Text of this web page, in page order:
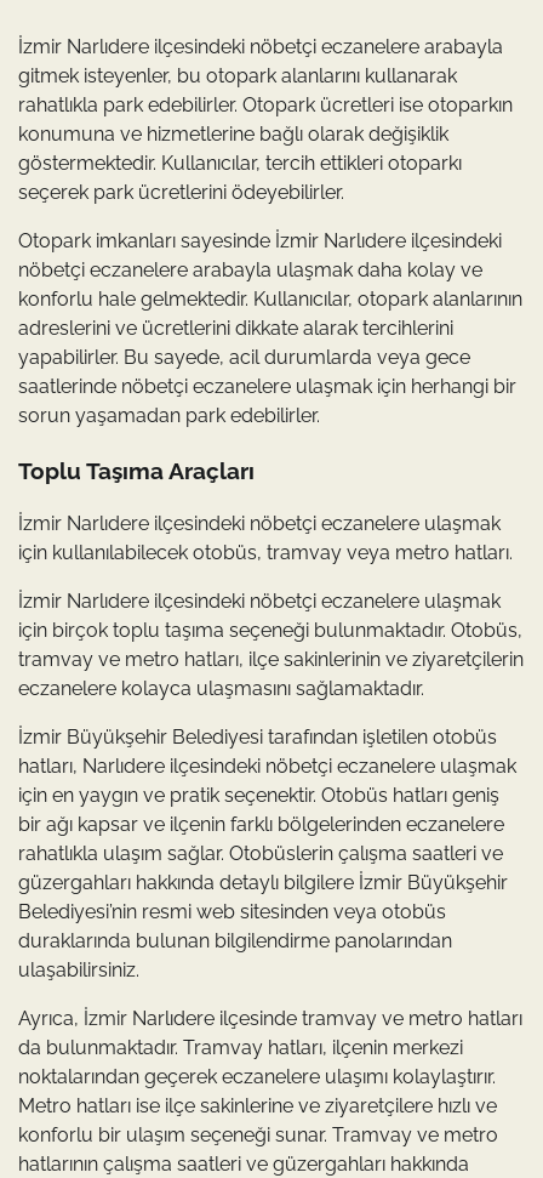
İzmir Narlıdere ilçesindeki nöbetçi eczanelere arabayla
gitmek isteyenler, bu otopark alanlarını kullanarak
rahatlıkla park edebilirler. Otopark ücretleri ise otoparkın
konumuna ve hizmetlerine bağlı olarak değişiklik
göstermektedir. Kullanıcılar, tercih ettikleri otoparkı
seçerek park ücretlerini ödeyebilirler.
Otopark imkanları sayesinde İzmir Narlıdere ilçesindeki
nöbetçi eczanelere arabayla ulaşmak daha kolay ve
konforlu hale gelmektedir. Kullanıcılar, otopark alanlarının
adreslerini ve ücretlerini dikkate alarak tercihlerini
yapabilirler. Bu sayede, acil durumlarda veya gece
saatlerinde nöbetçi eczanelere ulaşmak için herhangi bir
sorun yaşamadan park edebilirler.
Toplu Taşıma Araçları
İzmir Narlıdere ilçesindeki nöbetçi eczanelere ulaşmak
için kullanılabilecek otobüs, tramvay veya metro hatları.
İzmir Narlıdere ilçesindeki nöbetçi eczanelere ulaşmak
için birçok toplu taşıma seçeneği bulunmaktadır. Otobüs,
tramvay ve metro hatları, ilçe sakinlerinin ve ziyaretçilerin
eczanelere kolayca ulaşmasını sağlamaktadır.
İzmir Büyükşehir Belediyesi tarafından işletilen otobüs
hatları, Narlıdere ilçesindeki nöbetçi eczanelere ulaşmak
için en yaygın ve pratik seçenektir. Otobüs hatları geniş
bir ağı kapsar ve ilçenin farklı bölgelerinden eczanelere
rahatlıkla ulaşım sağlar. Otobüslerin çalışma saatleri ve
güzergahları hakkında detaylı bilgilere İzmir Büyükşehir
Belediyesi’nin resmi web sitesinden veya otobüs
duraklarında bulunan bilgilendirme panolarından
ulaşabilirsiniz.
Ayrıca, İzmir Narlıdere ilçesinde tramvay ve metro hatları
da bulunmaktadır. Tramvay hatları, ilçenin merkezi
noktalarından geçerek eczanelere ulaşımı kolaylaştırır.
Metro hatları ise ilçe sakinlerine ve ziyaretçilere hızlı ve
konforlu bir ulaşım seçeneği sunar. Tramvay ve metro
hatlarının çalışma saatleri ve güzergahları hakkında